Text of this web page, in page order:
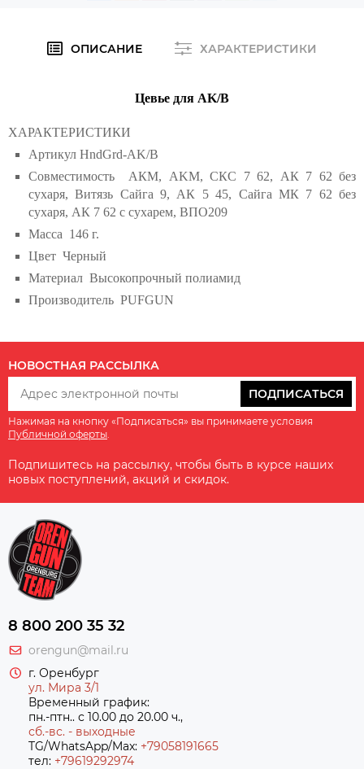
ОПИСАНИЕ ХАРАКТЕРИСТИКИ
Цевье для AK/B
ХАРАКТЕРИСТИКИ
Артикул HndGrd-AK/B
Совместимость АКМ, AKM, СКС 7 62, АК 7 62 без
сухаря, Витязь Сайга 9, АК 5 45, Сайга МК 7 62 без
сухаря, АК 7 62 с сухарем, ВПО209
Масса 146 г.
Цвет Черный
Материал Высокопрочный полиамид
Производитель PUFGUN
НОВОСТНАЯ РАССЫЛКА
ПОДПИСАТЬСЯ
Нажимая на кнопку «Подписаться» вы принимаете условия
Публичной оферты
Подпишитесь на рассылку, чтобы быть в курсе наших
новых поступлений, акций и скидок.
8 800 200 35 32
orengun@mail.ru
г. Оренбург
ул. Мира 3/1
Временный график:
пн.-птн.. с 10.00 до 20.00 ч.,
сб.-вс. - выходные
TG/WhatsApp/Max: +79058191665
тел: +79619292974